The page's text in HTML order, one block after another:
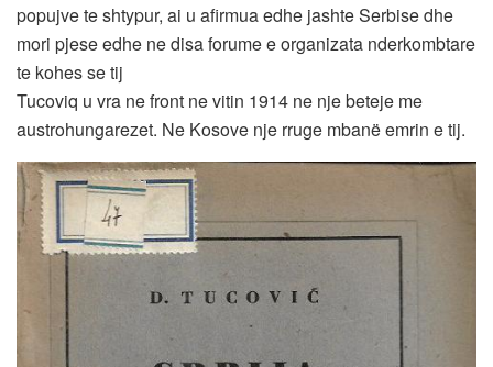
popujve te shtypur, ai u afirmua edhe jashte Serbise dhe
mori pjese edhe ne disa forume e organizata nderkombtare
te kohes se tij
Tucoviq u vra ne front ne vitin 1914 ne nje beteje me
austrohungarezet. Ne Kosove nje rruge mbanë emrin e tij.